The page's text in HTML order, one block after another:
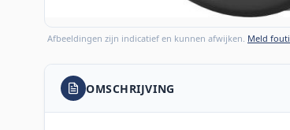
Afbeeldingen zijn indicatief en kunnen afwijken. Meld
OMSCHRIJVING